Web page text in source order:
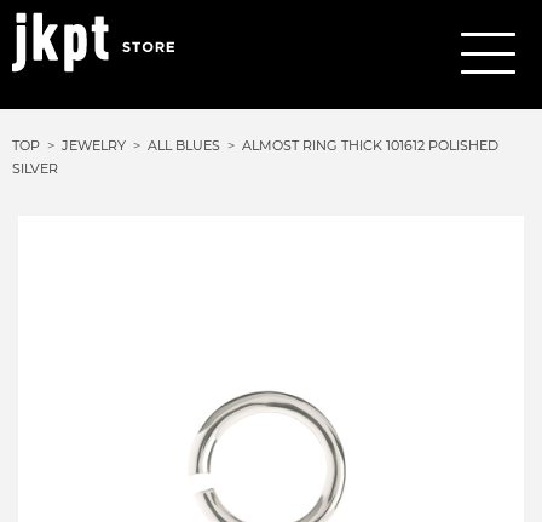
TOP JEWELRY ALL BLUES
ALMOST RING THICK 101612 POLISHED
SILVER